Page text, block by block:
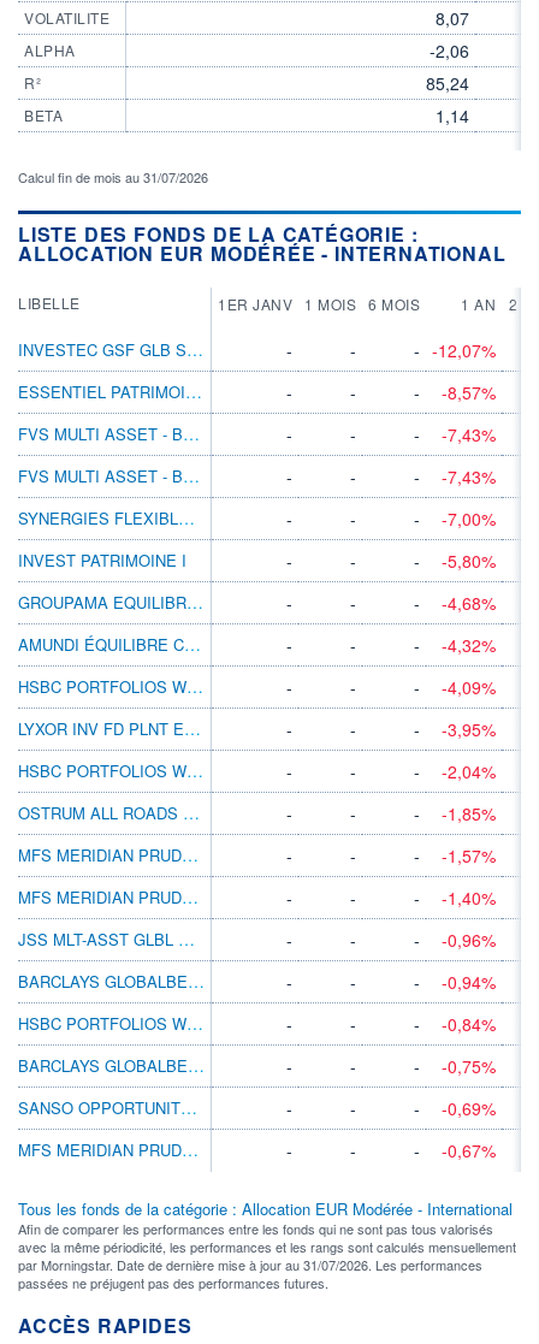
VOLATILITE
ALPHA
R²
BETA
8,07
-2,06
85,24
1,14
Calcul fin de mois au 31/07/2026
LISTE DES FONDS DE LA CATÉGORIE :
ALLOCATION EUR MODÉRÉE - INTERNATIONAL
LIBELLE 1ER JANV 1 MOIS 6 MOIS 1 AN 2
INVESTEC GSF GLB STRATMGD I ACC EUR H - - - -12,07%
ESSENTIEL PATRIMOINE AC
- - -
-8,57%
FVS MULTI ASSET - BALANCED R
- - -
-7,43%
FVS MULTI ASSET - BALANCED RT
- - -
-7,43%
SYNERGIES FLEXIBLES AC
- - - -7,00%
INVEST PATRIMOINE I - - -
-5,80%
GROUPAMA EQUILIBRE GDM
- - -
-4,68%
AMUNDI ÉQUILIBRE CLIMAT IC
- - -
-4,32%
HSBC PORTFOLIOS WORLD SELECTION 3 AMHEUR
- - -
-4,09%
LYXOR INV FD PLNT ESG GLB BAL A EUR ACC
- - -
-3,95%
HSBC PORTFOLIOS WORLD SELECTION 2 AMHEUR
- - -
-2,04%
OSTRUM ALL ROADS MAC ALLC N/A EUR
- - -
-1,85%
MFS MERIDIAN PRUDENT CAPITAL AH1 EUR
- - -
-1,57%
MFS MERIDIAN PRUDENT WEALTH AH1 EUR
- - -
-1,40%
JSS MLT-ASST GLBL OPP C EUR INC
- - -
-0,96%
BARCLAYS GLOBALBETA PORT 2 C DIS EUR
- - -
-0,94%
HSBC PORTFOLIOS WORLD SELECTION 2 ADHEUR
- - -
-0,84%
BARCLAYS GLOBALBETA PORT 3 D DIS EUR
- - -
-0,75%
SANSO OPPORTUNITÉS A
- - -
-0,69%
MFS MERIDIAN PRUDENT WEALTH WH1 EUR
- - - -0,67%
Tous les fonds de la catégorie : Allocation EUR Modérée - International
Afin de comparer les performances entre les fonds qui ne sont pas tous valorisés
avec la même périodicité, les performances et les rangs sont calculés mensuellement
par Morningstar. Date de dernière mise à jour au 31/07/2026. Les performances
passées ne préjugent pas des performances futures.
ACCÈS RAPIDES